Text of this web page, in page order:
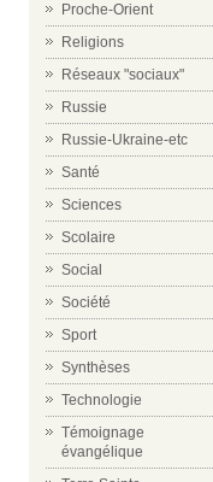
Proche-Orient
Religions
Réseaux "sociaux"
Russie
Russie-Ukraine-etc
Santé
Sciences
Scolaire
Social
Société
Sport
Synthèses
Technologie
Témoignage
évangélique